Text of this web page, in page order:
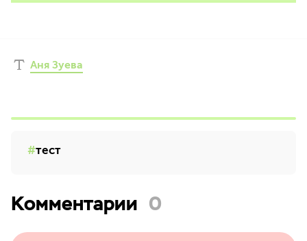
Аня Зуева
тест
Комментарии 0